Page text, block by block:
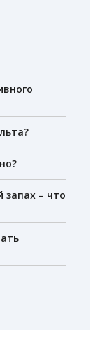
– что